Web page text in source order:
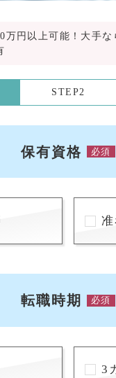
万円以上可能！大手な
STEP2
保有資格 必須
転職時期 必須
3